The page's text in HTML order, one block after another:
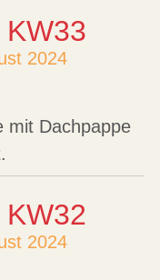
2024
mit Dachpappe
2024